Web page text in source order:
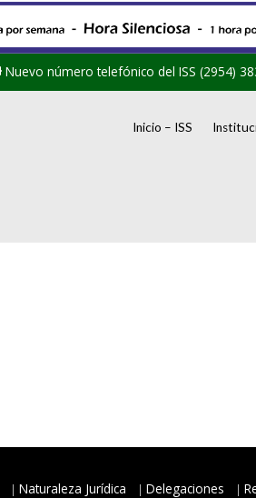
Nuevo número telefónico del ISS (2954)
Inicio – ISS
Naturaleza Jurídica Delegaciones